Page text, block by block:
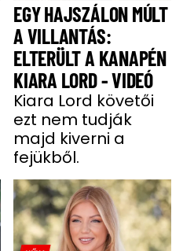
EGY HAJSZÁLON MÚLT
A VILLANTÁS:
ELTERÜLT A KANAPÉN
KIARA LORD - VIDEÓ
Kiara Lord követői
ezt nem tudják
majd kiverni a
fejükből.